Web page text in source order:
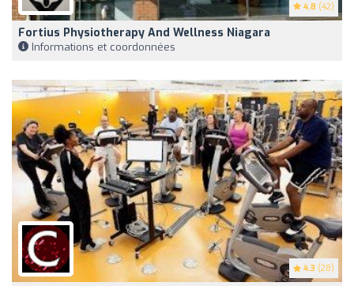
4.8 (42)
Fortius Physiotherapy And Wellness Niagara
Informations et coordonnées
4.3 (28)